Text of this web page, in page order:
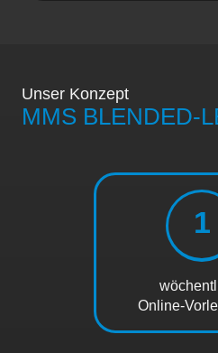
Unser Konzept
MMS BLENDED-
1
Online-